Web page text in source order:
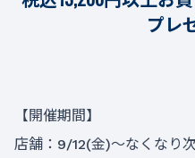
プレ
【開催期間】
店舗：9/12(金)～なくなり